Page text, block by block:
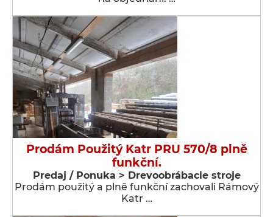
Prodám Použitý Katr PRU 570/8 plně
funkční.
Predaj / Ponuka > Drevoobrábacie stroje
Prodám použitý a plně funkční zachovali Rámový
Katr …